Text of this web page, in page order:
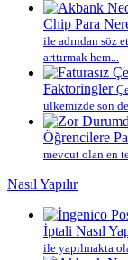
Chip Para
ile adından söz
arttırmak hem...
Faktoringler
ülkemizde son
Öğrencilere
mevcut olan en
Nasıl Yapılır
İptali Nasıl
ile yapılmakta